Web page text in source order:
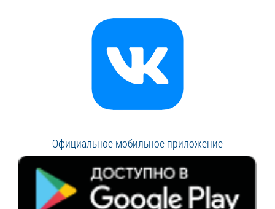
Официальное мобильное приложение